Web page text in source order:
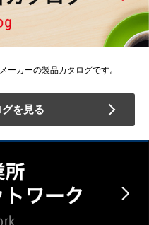
ーカーの製品カタログです。
を見る